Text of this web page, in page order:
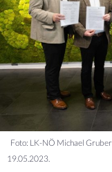
Foto: LK-NÖ Michael Gruber
19.05.2023.